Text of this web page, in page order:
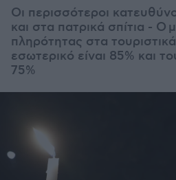
Οι περισσότεροι
και στα πατρικά σπίτια - Ο
πληρότητας στα
εσωτερικό είναι 85% και
75%